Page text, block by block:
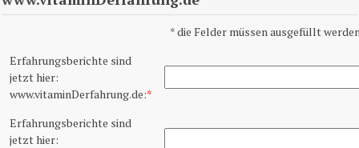
*die Felder müssen ausgefüllt
Erfahrungsberichte sind
jetzt hier:
www.vitaminDerfahrung.de:*
Erfahrungsberichte sind
jetzt hier: